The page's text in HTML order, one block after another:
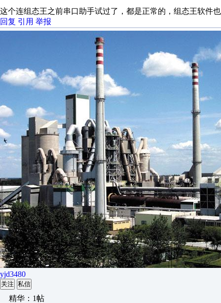
这个连组态王之前串口助手试过了，都是正常的，组态王软件
回复 引用 举报
yjd3480
关注 私信
精华：1帖